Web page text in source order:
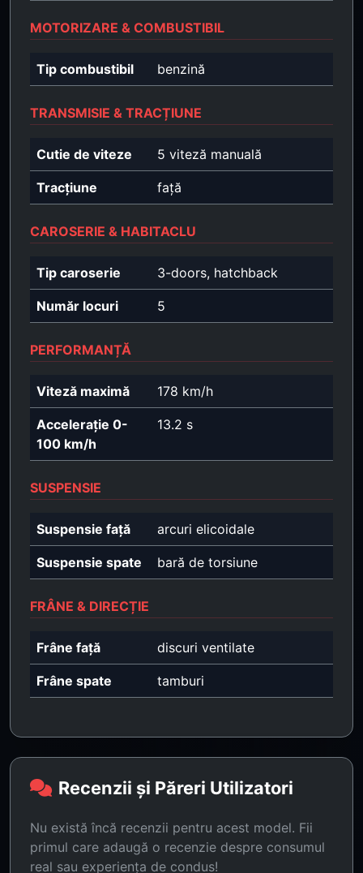
MOTORIZARE & COMBUSTIBIL
Tip combustibil benzină
TRANSMISIE & TRACȚIUNE
Cutie de viteze 5 viteză manuală
Tracțiune față
CAROSERIE & HABITACLU
Tip caroserie 3-doors, hatchback
Număr locuri 5
PERFORMANȚĂ
Viteză maximă 178 km/h
Accelerație 0-
100 km/h
13.2 s
SUSPENSIE
Suspensie față arcuri elicoidale
Suspensie spate bară de torsiune
FRÂNE & DIRECȚIE
Frâne față discuri ventilate
Frâne spate tamburi
Recenzii și Păreri Utilizatori
Nu există încă recenzii pentru acest model. Fii
primul care adaugă o recenzie despre consumul
real sau experiența de condus!